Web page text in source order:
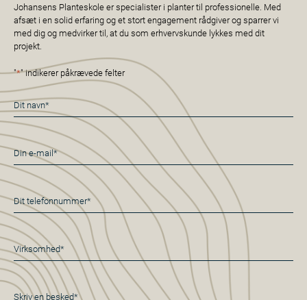
Johansens Planteskole er specialister i planter til professionelle. Med
afsæt i en solid erfaring og et stort engagement rådgiver og sparrer vi
med dig og medvirker til, at du som erhvervskunde lykkes med dit
projekt.
"*" indikerer påkrævede felter
Navn
*
E-
mail
*
Telefon
*
Virksomhed
*
Besked